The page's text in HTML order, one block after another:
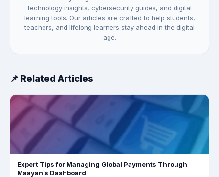
technology insights, cybersecurity guides, and digital
learning tools. Our articles are crafted to help students,
teachers, and lifelong learners stay ahead in the digital
age.
📌 Related Articles
Expert Tips for Managing Global Payments Through
Maayan’s Dashboard